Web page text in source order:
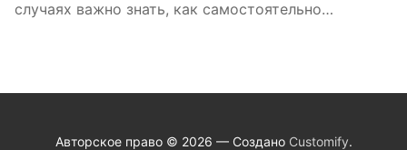
случаях важно знать, как самостоятельно…
Авторское право © 2026 — Создано Customify.